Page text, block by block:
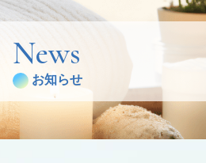
News
お知らせ